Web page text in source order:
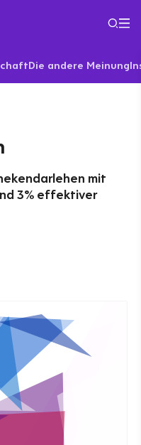
Die andere Meinung
mit
3% effektiver